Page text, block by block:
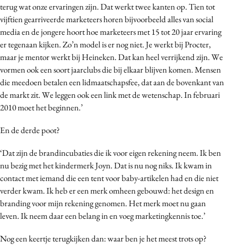
terug wat onze ervaringen zijn. Dat werkt twee kanten op. Tien tot
vijftien gearriveerde marketeers horen bijvoorbeeld alles van social
media en de jongere hoort hoe marketeers met 15 tot 20 jaar ervaring
er tegenaan kijken. Zo’n model is er nog niet. Je werkt bij Procter,
maar je mentor werkt bij Heineken. Dat kan heel verrijkend zijn. We
vormen ook een soort jaarclubs die bij elkaar blijven komen. Mensen
die meedoen betalen een lidmaatschapsfee, dat aan de bovenkant van
de markt zit. We leggen ook een link met de wetenschap. In februari
2010 moet het beginnen.’
En de derde poot?
‘Dat zijn de brandincubaties die ik voor eigen rekening neem. Ik ben
nu bezig met het kindermerk Joyn. Dat is nu nog niks. Ik kwam in
contact met iemand die een tent voor baby-artikelen had en die niet
verder kwam. Ik heb er een merk omheen gebouwd: het design en
branding voor mijn rekening genomen. Het merk moet nu gaan
leven. Ik neem daar een belang in en voeg marketingkennis toe.’
Nog een keertje terugkijken dan: waar ben je het meest trots op?